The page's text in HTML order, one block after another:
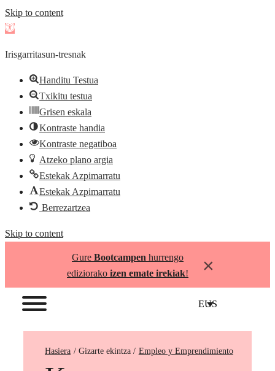
Skip to content
Open
Irisgarritasun-tresnak
Handitu Testua
Txikitu testua
Grisen eskala
Kontraste handia
Kontraste negatiboa
Atzeko plano argia
Estekak Azpimarratu
Estekak Azpimarratu
Berrezartzea
Skip to content
Gure Bootcampen hurrengo
ediziorako izen emate irekiak! ×
EUS
Hasiera Empleo y Emprendimiento